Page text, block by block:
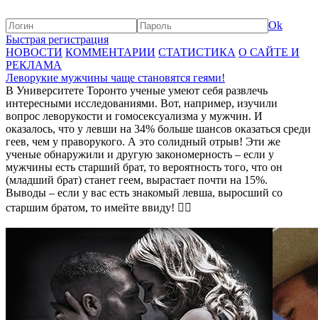
Ok
Быстрая регистрация
НОВОСТИ КОММЕНТАРИИ СТАТИСТИКА О САЙТЕ И
РЕКЛАМА
Леворукие мужчины чаще становятся геями!
В Университете Торонто ученые умеют себя развлечь
интересными исследованиями. Вот, например, изучили
вопрос леворукости и гомосексуализма у мужчин. И
оказалось, что у левши на 34% больше шансов оказаться среди
геев, чем у праворукого. А это солидный отрыв! Эти же
ученые обнаружили и другую закономерность – если у
мужчины есть старший брат, то вероятность того, что он
(младший брат) станет геем, вырастает почти на 15%.
Выводы – если у вас есть знакомый левша, выросший со
старшим братом, то имейте ввиду! 🏳️‍🌈